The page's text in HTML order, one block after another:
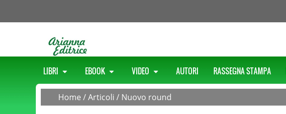
LIBRI EBOOK VIDEO AUTORI RASSEGNA STAMPA
Home /Articoli / Nuovo round